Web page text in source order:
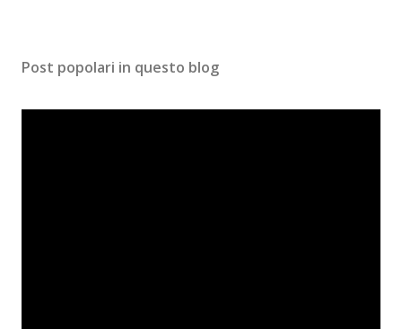
m
n
Post popolari in questo blog